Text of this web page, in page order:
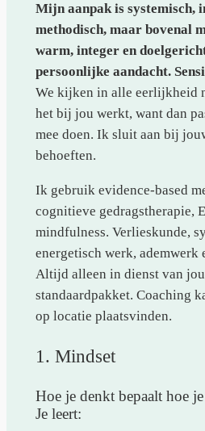
Mijn aanpak is systemisch,
methodisch, maar bovenal
warm, integer en
persoonlijke aandacht.
We kijken in alle eerlijkheid
het bij jou werkt, want dan
mee doen. Ik sluit aan bij
behoeften.
Ik gebruik evidence-based
cognitieve gedragstherapie,
mindfulness. Verlieskunde,
energetisch werk, ademwerk
Altijd alleen in dienst van
standaardpakket. Coaching
op locatie plaatsvinden.
1. Mindset
Hoe je denkt bepaalt hoe
Je leert: